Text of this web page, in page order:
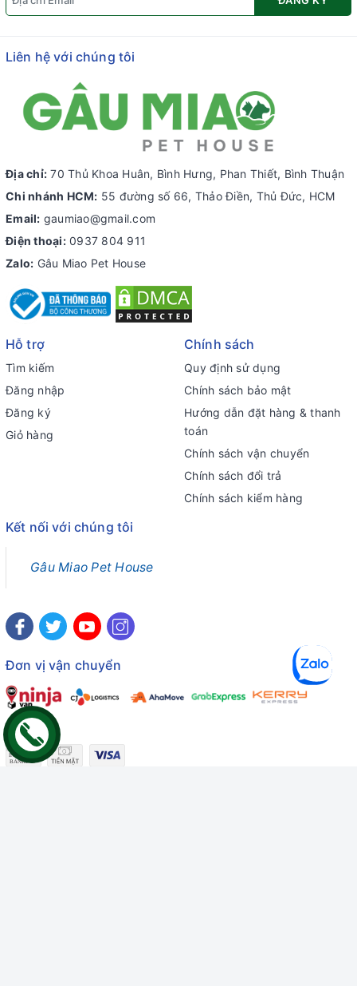
Liên hệ với chúng tôi
Địa chỉ: 70 Thủ Khoa Huân, Bình Hưng, Phan Thiết, Bình Thuận
Chi nhánh HCM: 55 đường số 66, Thảo Điền, Thủ Đức, HCM
Email: gaumiao@gmail.com
Điện thoại: 0937 804 911
Zalo: Gâu Miao Pet House
Hỗ trợ
Tìm kiếm
Đăng nhập
Đăng ký
Giỏ hàng
Chính sách
Quy định sử dụng
Chính sách bảo mật
Hướng dẫn đặt hàng & thanh
toán
Chính sách vận chuyển
Chính sách đổi trả
Chính sách kiểm hàng
Kết nối với chúng tôi
Gâu Miao Pet House
Đơn vị vận chuyển